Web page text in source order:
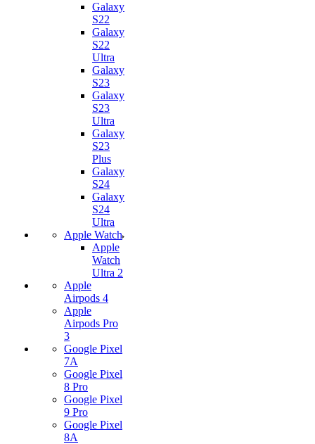
Galaxy
S22
Galaxy
S22
Ultra
Galaxy
S23
Galaxy
S23
Ultra
Galaxy
S23
Plus
Galaxy
S24
Galaxy
S24
Ultra
Apple Watch
Apple
Watch
Ultra 2
Apple
Airpods 4
Apple
Airpods Pro
3
Google Pixel
7А
Google Pixel
8 Pro
Google Pixel
9 Pro
Google Pixel
8A